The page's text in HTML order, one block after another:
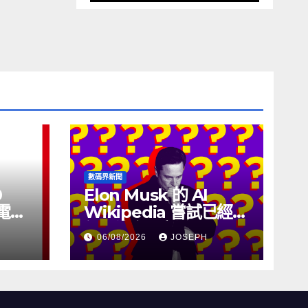
線
數碼界新聞
Elon Musk 的 AI
Wikipedia 嘗試已經幾
個月沒有更新了
06/08/2026 JOSEPH